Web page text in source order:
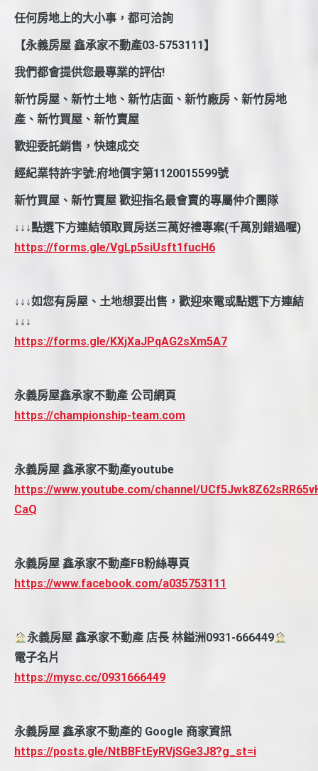
任何房地上的大小事，都可洽詢
【永義房屋 鑫承家不動產03-5753111】
我們都會提供您最專業的評估!
新竹房屋、新竹土地、新竹店面、新竹廠房、新竹房地
產、新竹買屋、新竹賣屋
歡迎委託銷售，快速成交
經紀業特許字號:府地價字第1120015599號
新竹買屋、新竹賣屋 歡迎指名最會賣的專屬仲介團隊
↓↓↓點選下方連結領取買房送三萬好禮專案(千萬別錯過喔)
https://forms.gle/VgLp5siUsft1fucH6
↓↓↓如您有房屋、土地想要出售，歡迎來電或點選下方連結
↓↓↓
https://forms.gle/KXjXaJPqAG2sXm5A7
永義房屋鑫承家不動產 公司網頁
https://championship-team.com
永義房屋 鑫承家不動產youtube
https://www.youtube.com/channel/
CaQ
永義房屋 鑫承家不動產FB粉絲專頁
https://www.facebook.com/a035753111
永義房屋 鑫承家不動產 店長 林鎰洲0931-666449
電子名片
https://mysc.cc/0931666449
永義房屋 鑫承家不動產的 Google 商家資訊
https://posts.gle/NtBBFtEyRVjSGe3J8?g_st=i